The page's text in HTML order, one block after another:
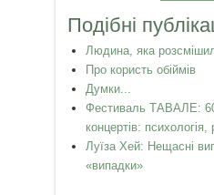
Подібні
Людина, яка
Про користь обіймів
Думки...
Фестиваль ТАВАЛЕ:
концертів:
Луїза Хей: Нещасні
«випадки»